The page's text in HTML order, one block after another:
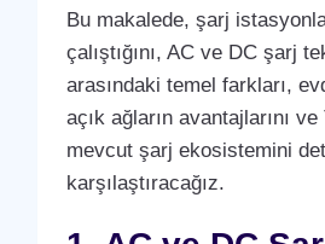
Bu makalede, şarj
çalıştığını, AC ve DC şarj
arasındaki temel farkları,
açık ağların avantajlarını
mevcut şarj ekosistemini
karşılaştıracağız.